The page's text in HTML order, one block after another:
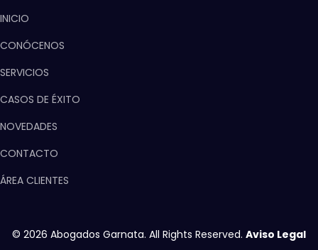
INICIO
CONÓCENOS
SERVICIOS
CASOS DE ÉXITO
NOVEDADES
CONTACTO
ÁREA CLIENTES
© 2026 Abogados Garnata. All Rights Reserved. Aviso Legal